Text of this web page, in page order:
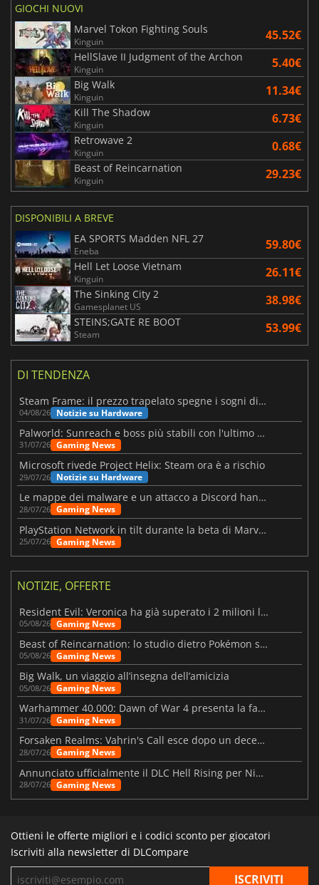
GIOCHI NUOVI
Marvel Tokon Fighting Souls
Kinguin 45.52€
HellSlave II Judgment of the Archon
Kinguin 5.40€
Big Walk
Kinguin 11.34€
Kill The Shadow
Kinguin 6.73€
Retrowave 2
Kinguin 0.68€
Beast of Reincarnation
Kinguin 29.23€
DISPONIBILI A BREVE
EA SPORTS Madden NFL 27
Eneba 59.80€
Hell Let Loose Vietnam
Kinguin 26.11€
The Sinking City 2
Gamesplanet US 38.98€
STEINS;GATE RE BOOT
Steam 53.99€
DI TENDENZA
Steam Frame: il prezzo trapelato spegne i sogni di un VR economico
04/08/26 Notizie su Hardware
Palworld: Sunreach e boss più stabili con l'ultimo update
31/07/26 Gaming News
Microsoft rivede Project Helix: Steam ora è a rischio
29/07/26 Notizie su Hardware
Le mappe dei malware e un attacco a Discord hanno colpito Meccha Chameleon
28/07/26 Gaming News
PlayStation Network in tilt durante la beta di Marvel Tōkon
25/07/26 Gaming News
NOTIZIE, OFFERTE
Resident Evil: Veronica ha già superato i 2 milioni liste dei desideri
05/08/26 Gaming News
Beast of Reincarnation: lo studio dietro Pokémon su una nuova strada
05/08/26 Gaming News
Big Walk, un viaggio all’insegna dell’amicizia
05/08/26 Gaming News
Warhammer 40.000: Dawn of War 4 presenta la fazione dei Necron
31/07/26 Gaming News
Forsaken Realms: Vahrin's Call esce dopo un decennio di sviluppo
28/07/26 Gaming News
Annunciato ufficialmente il DLC Hell Rising per Nioh 3
28/07/26 Gaming News
Ottieni le offerte migliori e i codici sconto per giocatori
Iscriviti alla newsletter di DLCompare